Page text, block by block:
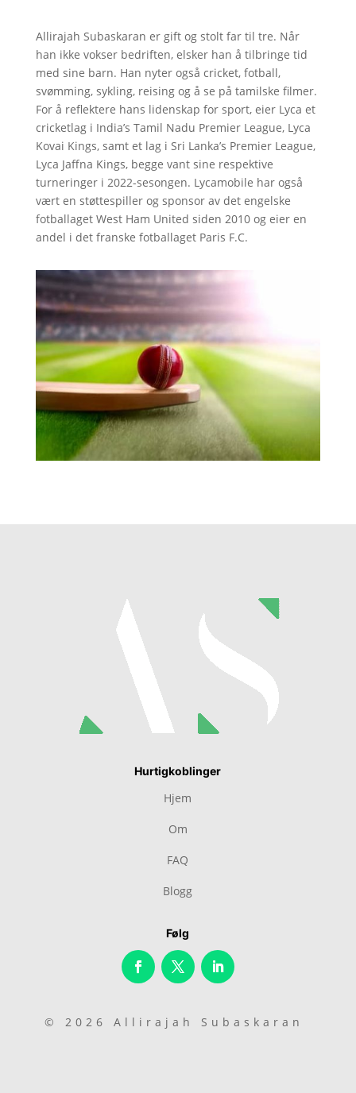
Allirajah Subaskaran er gift og stolt far til tre. Når
han ikke vokser bedriften, elsker han å tilbringe tid
med sine barn. Han nyter også cricket, fotball,
svømming, sykling, reising og å se på tamilske filmer.
For å reflektere hans lidenskap for sport, eier Lyca et
cricketlag i India’s Tamil Nadu Premier League, Lyca
Kovai Kings, samt et lag i Sri Lanka’s Premier League,
Lyca Jaffna Kings, begge vant sine respektive
turneringer i 2022-sesongen. Lycamobile har også
vært en støttespiller og sponsor av det engelske
fotballaget West Ham United siden 2010 og eier en
andel i det franske fotballaget Paris F.C.
Hurtigkoblinger
Hjem
Om
FAQ
Blogg
Følg
© 2026 Allirajah Subaskaran